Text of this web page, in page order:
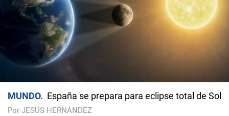
MUNDO España se prepara para eclipse total de Sol
Por JESÚS HERNÁNDEZ